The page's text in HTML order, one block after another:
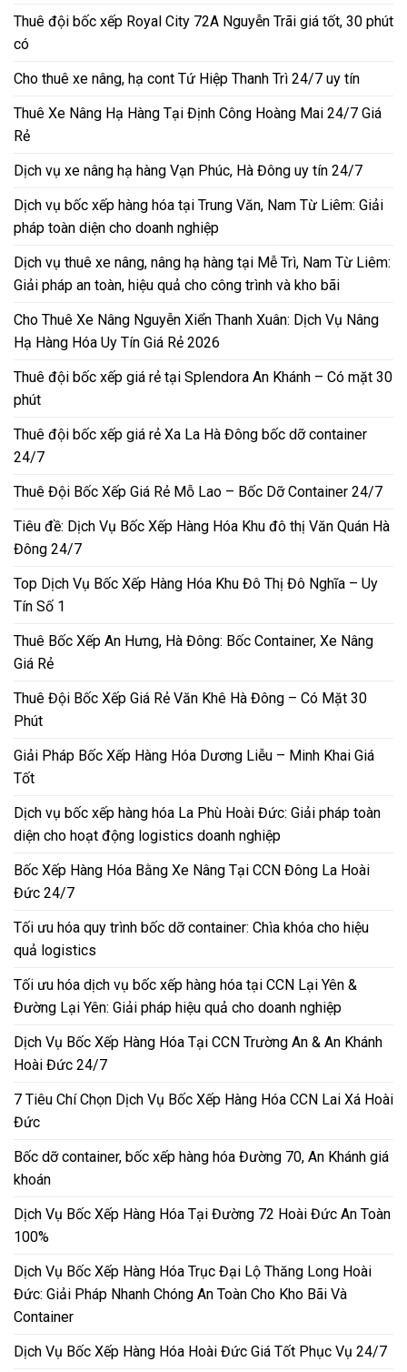
Thuê đội bốc xếp Royal City 72A Nguyễn Trãi giá tốt, 30 phút
có
Cho thuê xe nâng, hạ cont Tứ Hiệp Thanh Trì 24/7 uy tín
Thuê Xe Nâng Hạ Hàng Tại Định Công Hoàng Mai 24/7 Giá
Rẻ
Dịch vụ xe nâng hạ hàng Vạn Phúc, Hà Đông uy tín 24/7
Dịch vụ bốc xếp hàng hóa tại Trung Văn, Nam Từ Liêm: Giải
pháp toàn diện cho doanh nghiệp
Dịch vụ thuê xe nâng, nâng hạ hàng tại Mễ Trì, Nam Từ Liêm:
Giải pháp an toàn, hiệu quả cho công trình và kho bãi
Cho Thuê Xe Nâng Nguyễn Xiển Thanh Xuân: Dịch Vụ Nâng
Hạ Hàng Hóa Uy Tín Giá Rẻ 2026
Thuê đội bốc xếp giá rẻ tại Splendora An Khánh – Có mặt 30
phút
Thuê đội bốc xếp giá rẻ Xa La Hà Đông bốc dỡ container
24/7
Thuê Đội Bốc Xếp Giá Rẻ Mỗ Lao – Bốc Dỡ Container 24/7
Tiêu đề: Dịch Vụ Bốc Xếp Hàng Hóa Khu đô thị Văn Quán Hà
Đông 24/7
Top Dịch Vụ Bốc Xếp Hàng Hóa Khu Đô Thị Đô Nghĩa – Uy
Tín Số 1
Thuê Bốc Xếp An Hưng, Hà Đông: Bốc Container, Xe Nâng
Giá Rẻ
Thuê Đội Bốc Xếp Giá Rẻ Văn Khê Hà Đông – Có Mặt 30
Phút
Giải Pháp Bốc Xếp Hàng Hóa Dương Liễu – Minh Khai Giá
Tốt
Dịch vụ bốc xếp hàng hóa La Phù Hoài Đức: Giải pháp toàn
diện cho hoạt động logistics doanh nghiệp
Bốc Xếp Hàng Hóa Bằng Xe Nâng Tại CCN Đông La Hoài
Đức 24/7
Tối ưu hóa quy trình bốc dỡ container: Chìa khóa cho hiệu
quả logistics
Tối ưu hóa dịch vụ bốc xếp hàng hóa tại CCN Lại Yên &
Đường Lại Yên: Giải pháp hiệu quả cho doanh nghiệp
Dịch Vụ Bốc Xếp Hàng Hóa Tại CCN Trường An & An Khánh
Hoài Đức 24/7
7 Tiêu Chí Chọn Dịch Vụ Bốc Xếp Hàng Hóa CCN Lai Xá Hoài
Đức
Bốc dỡ container, bốc xếp hàng hóa Đường 70, An Khánh giá
khoán
Dịch Vụ Bốc Xếp Hàng Hóa Tại Đường 72 Hoài Đức An Toàn
100%
Dịch Vụ Bốc Xếp Hàng Hóa Trục Đại Lộ Thăng Long Hoài
Đức: Giải Pháp Nhanh Chóng An Toàn Cho Kho Bãi Và
Container
Dịch Vụ Bốc Xếp Hàng Hóa Hoài Đức Giá Tốt Phục Vụ 24/7